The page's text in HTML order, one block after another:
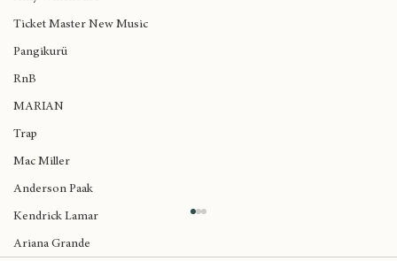
Amy Winehouse
Ticket Master New Music
Pangikurü
RnB
MARIAN
Trap
Mac Miller
Anderson Paak
Kendrick Lamar